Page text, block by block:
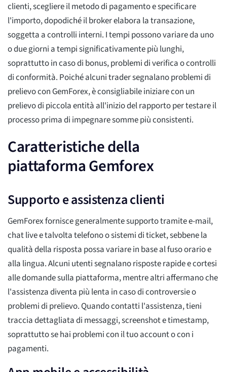
clienti, scegliere il metodo di pagamento e specificare
l'importo, dopodiché il broker elabora la transazione,
soggetta a controlli interni. I tempi possono variare da uno
o due giorni a tempi significativamente più lunghi,
soprattutto in caso di bonus, problemi di verifica o controlli
di conformità. Poiché alcuni trader segnalano problemi di
prelievo con GemForex, è consigliabile iniziare con un
prelievo di piccola entità all'inizio del rapporto per testare il
processo prima di impegnare somme più consistenti.
Caratteristiche della
piattaforma Gemforex
Supporto e assistenza clienti
GemForex fornisce generalmente supporto tramite e-mail,
chat live e talvolta telefono o sistemi di ticket, sebbene la
qualità della risposta possa variare in base al fuso orario e
alla lingua. Alcuni utenti segnalano risposte rapide e cortesi
alle domande sulla piattaforma, mentre altri affermano che
l'assistenza diventa più lenta in caso di controversie o
problemi di prelievo. Quando contatti l'assistenza, tieni
traccia dettagliata di messaggi, screenshot e timestamp,
soprattutto se hai problemi con il tuo account o con i
pagamenti.